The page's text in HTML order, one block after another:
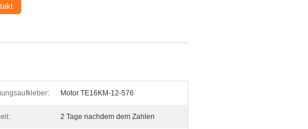
Motor TE16KM-12-576
2 Tage nachdem dem Zahlen